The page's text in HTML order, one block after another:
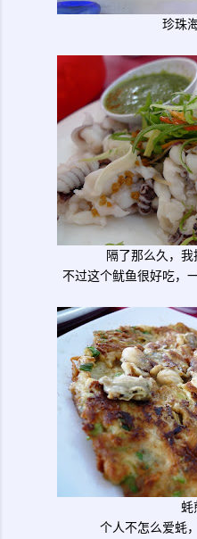
珍珠
隔了那么久，我
不过这个鱿鱼很好吃，
蚝
个人不怎么爱蚝